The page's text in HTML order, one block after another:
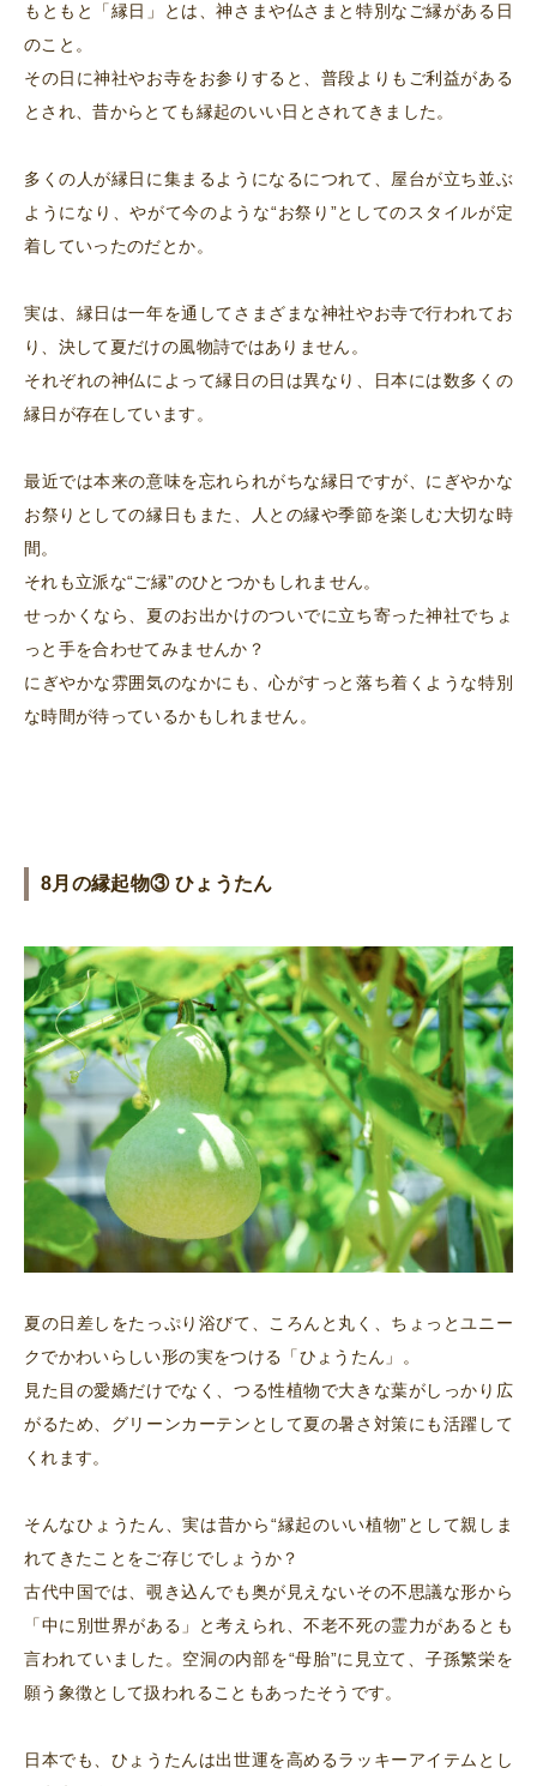
もともと「縁日」とは、神さまや仏さまと特別なご縁がある日
のこと。
その日に神社やお寺をお参りすると、普段よりもご利益がある
とされ、昔からとても縁起のいい日とされてきました。
多くの人が縁日に集まるようになるにつれて、屋台が立ち並ぶ
ようになり、やがて今のような“お祭り”としてのスタイルが定
着していったのだとか。
実は、縁日は一年を通してさまざまな神社やお寺で行われてお
り、決して夏だけの風物詩ではありません。
それぞれの神仏によって縁日の日は異なり、日本には数多くの
縁日が存在しています。
最近では本来の意味を忘れられがちな縁日ですが、にぎやかな
お祭りとしての縁日もまた、人との縁や季節を楽しむ大切な時
間。
それも立派な“ご縁”のひとつかもしれません。
せっかくなら、夏のお出かけのついでに立ち寄った神社でちょ
っと手を合わせてみませんか？
にぎやかな雰囲気のなかにも、心がすっと落ち着くような特別
な時間が待っているかもしれません。
8月の縁起物③ ひょうたん
夏の日差しをたっぷり浴びて、ころんと丸く、ちょっとユニー
クでかわいらしい形の実をつける「ひょうたん」。
見た目の愛嬌だけでなく、つる性植物で大きな葉がしっかり広
がるため、グリーンカーテンとして夏の暑さ対策にも活躍して
くれます。
そんなひょうたん、実は昔から“縁起のいい植物”として親しま
れてきたことをご存じでしょうか？
古代中国では、覗き込んでも奥が見えないその不思議な形から
「中に別世界がある」と考えられ、不老不死の霊力があるとも
言われていました。空洞の内部を“母胎”に見立て、子孫繁栄を
願う象徴として扱われることもあったそうです。
日本でも、ひょうたんは出世運を高めるラッキーアイテムとし